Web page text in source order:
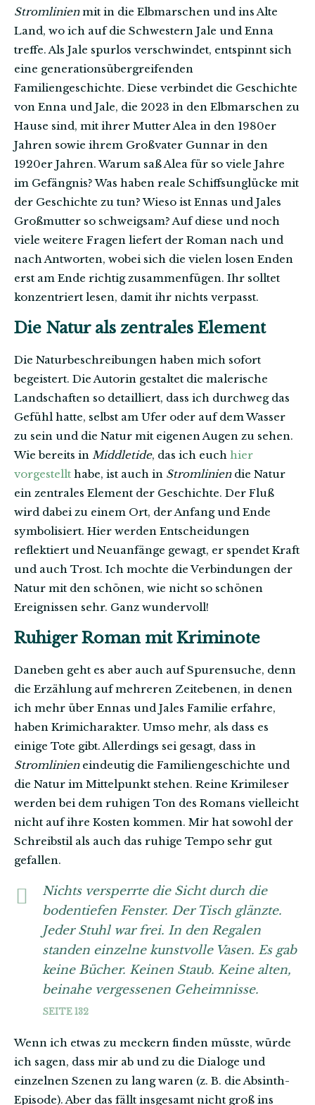
Stromlinienmit in die Elbmarschen und ins Alte
Land, wo ich auf die Schwestern Jale und Enna
treffe. Als Jale spurlos verschwindet, entspinnt sich
eine generationsübergreifenden
Familiengeschichte. Diese verbindet die Geschichte
von Enna und Jale, die 2023 in den Elbmarschen zu
Hause sind, mit ihrer Mutter Alea in den 1980er
Jahren sowie ihrem Großvater Gunnar in den
1920er Jahren. Warum saß Alea für so viele Jahre
im Gefängnis? Was haben reale Schiffsunglücke mit
der Geschichte zu tun? Wieso ist Ennas und Jales
Großmutter so schweigsam? Auf diese und noch
viele weitere Fragen liefert der Roman nach und
nach Antworten, wobei sich die vielen losen Enden
erst am Ende richtig zusammenfügen. Ihr solltet
konzentriert lesen, damit ihr nichts verpasst.
Die Natur als zentrales Element
Die Naturbeschreibungen haben mich sofort
begeistert. Die Autorin gestaltet die malerische
Landschaften so detailliert, dass ich durchweg das
Gefühl hatte, selbst am Ufer oder auf dem Wasser
zu sein und die Natur mit eigenen Augen zu sehen.
Wie bereits in Middletide, das ich euch hier
vorgestellt habe, ist auch in Stromliniendie Natur
ein zentrales Element der Geschichte. Der Fluß
wird dabei zu einem Ort, der Anfang und Ende
symbolisiert. Hier werden Entscheidungen
reflektiert und Neuanfänge gewagt, er spendet Kraft
und auch Trost. Ich mochte die Verbindungen der
Natur mit den schönen, wie nicht so schönen
Ereignissen sehr. Ganz wundervoll!
Ruhiger Roman mit Kriminote
Daneben geht es aber auch auf Spurensuche, denn
die Erzählung auf mehreren Zeitebenen, in denen
ich mehr über Ennas und Jales Familie erfahre,
haben Krimicharakter. Umso mehr, als dass es
einige Tote gibt. Allerdings sei gesagt, dass in
Stromlinieneindeutig die Familiengeschichte und
die Natur im Mittelpunkt stehen. Reine Krimileser
werden bei dem ruhigen Ton des Romans vielleicht
nicht auf ihre Kosten kommen. Mir hat sowohl der
Schreibstil als auch das ruhige Tempo sehr gut
gefallen.
Nichts versperrte die Sicht durch die
bodentiefen Fenster. Der Tisch glänzte.
Jeder Stuhl war frei. In den Regalen
standen einzelne kunstvolle Vasen. Es gab
keine Bücher. Keinen Staub. Keine alten,
beinahe vergessenen Geheimnisse.
SEITE 132
Wenn ich etwas zu meckern finden müsste, würde
ich sagen, dass mir ab und zu die Dialoge und
einzelnen Szenen zu lang waren (z. B. die Absinth-
Episode). Aber das fällt insgesamt nicht groß ins